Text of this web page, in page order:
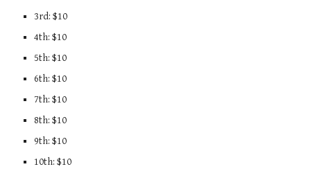
3rd: $10
4th: $10
5th: $10
6th: $10
7th: $10
8th: $10
9th: $10
10th: $10